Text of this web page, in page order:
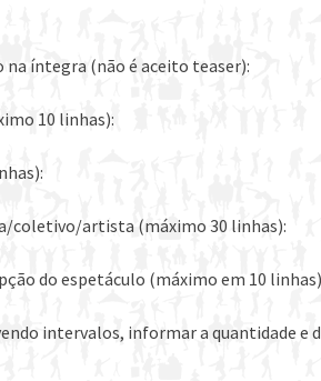
na íntegra (não é aceito teaser):
10 linhas):
coletivo/artista (máximo 30 linhas):
do espetáculo (máximo em 10
intervalos, informar a quantidade e